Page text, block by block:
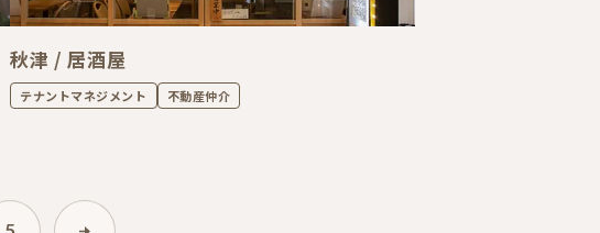
秋津 / 居酒屋
テナントマネジメント 不動産仲介